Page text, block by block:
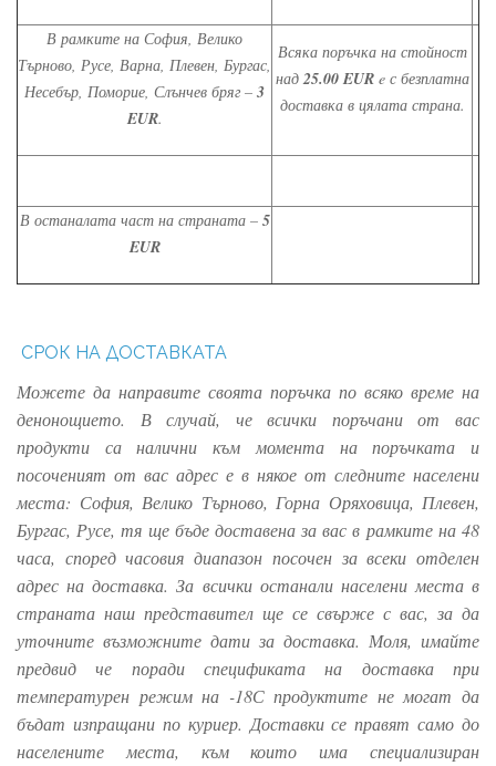
В рамките на София, Велико
Търново, Русе, Варна, Плевен, Бургас,
Несебър, Поморие, Слънчев бряг – 3
EUR.
Всяка поръчка на стойност
над25.00 EUR e с безплатна
доставка в цялата страна.
В останалата част на страната – 5
EUR
СРОК НА ДОСТАВКАТА
Можете да направите своята поръчка по всяко време на
денонощието. В случай, че всички поръчани от вас
продукти са налични към момента на поръчката и
посоченият от вас адрес е в някое от следните населени
места: София, Велико Търново, Горна Оряховица, Плевен,
Бургас, Русе, тя ще бъде доставена за вас в рамките на 48
часа, според часовия диапазон посочен за всеки отделен
адрес на доставка. За всички останали населени места в
страната наш представител ще се свърже с вас, за да
уточните възможните дати за доставка. Моля, имайте
предвид че поради спецификата на доставка при
температурен режим на -18С продуктите не могат да
бъдат изпращани по куриер. Доставки се правят само до
населените места, към които има специализиран